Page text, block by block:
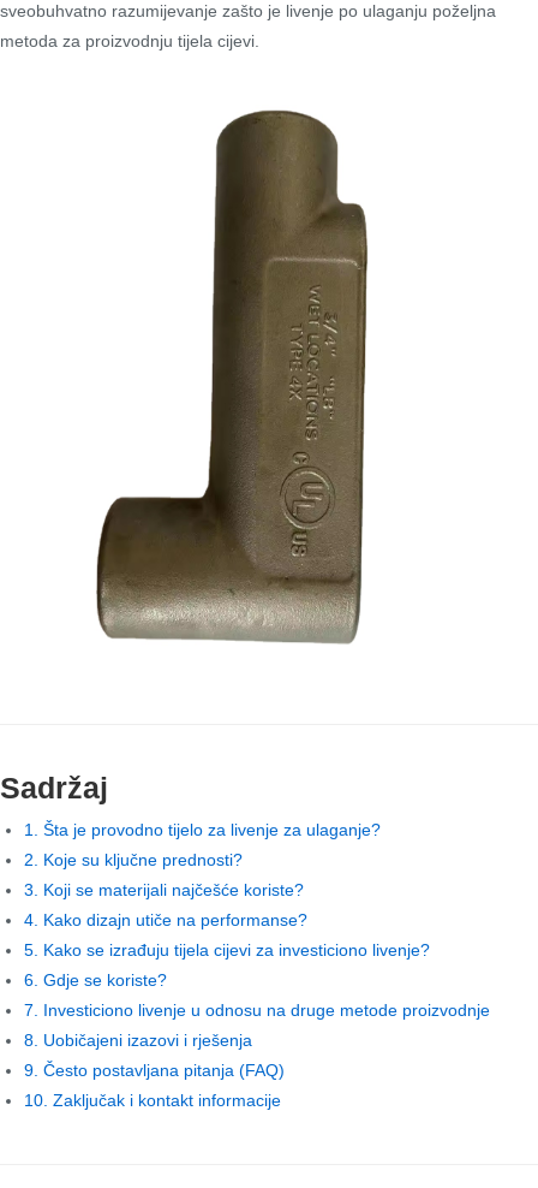
sveobuhvatno razumijevanje zašto je livenje po ulaganju poželjna
metoda za proizvodnju tijela cijevi.
Sadržaj
1. Šta je provodno tijelo za livenje za ulaganje?
2. Koje su ključne prednosti?
3. Koji se materijali najčešće koriste?
4. Kako dizajn utiče na performanse?
5. Kako se izrađuju tijela cijevi za investiciono livenje?
6. Gdje se koriste?
7. Investiciono livenje u odnosu na druge metode proizvodnje
8. Uobičajeni izazovi i rješenja
9. Često postavljana pitanja (FAQ)
10. Zaključak i kontakt informacije